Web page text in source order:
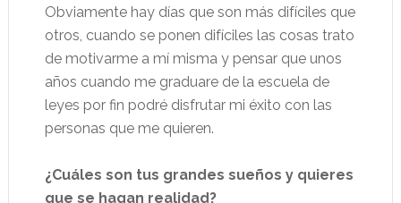
Obviamente hay días que son más difíciles que
otros, cuando se ponen difíciles las cosas trato
de motivarme a mí misma y pensar que unos
años cuando me graduare de la escuela de
leyes por fin podré disfrutar mi éxito con las
personas que me quieren.
¿Cuáles son tus grandes sueños y quieres
que se hagan realidad?